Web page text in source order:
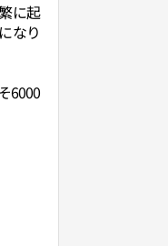
に起
なり
6000